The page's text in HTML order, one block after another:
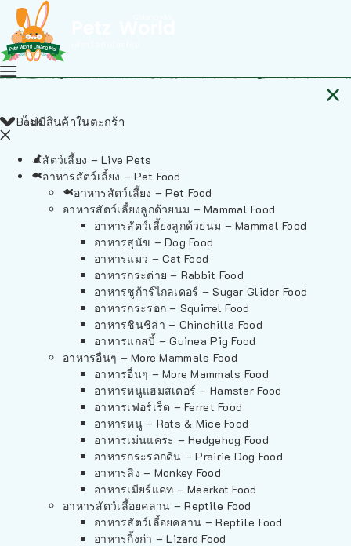
ไม่มีสินค้าในตะกร้า
Back
สัตว์เลี้ยง – Live Pets
อาหารสัตว์เลี้ยง – Pet Food
อาหารสัตว์เลี้ยง – Pet Food
อาหารสัตว์เลี้ยงลูกด้วยนม – Mammal Food
อาหารสัตว์เลี้ยงลูกด้วยนม – Mammal Food
อาหารสุนัข – Dog Food
อาหารแมว – Cat Food
อาหารกระต่าย – Rabbit Food
อาหารชูก้าร์ไกลเดอร์ – Sugar Glider Food
อาหารกระรอก – Squirrel Food
อาหารชินชิล่า – Chinchilla Food
อาหารแกสบี้ – Guinea Pig Food
อาหารอื่นๆ – More Mammals Food
อาหารอื่นๆ – More Mammals Food
อาหารหนูแฮมสเตอร์ – Hamster Food
อาหารเฟอร์เร็ต – Ferret Food
อาหารหนู – Rats & Mice Food
อาหารเม่นแคระ – Hedgehog Food
อาหารกระรอกดิน – Prairie Dog Food
อาหารลิง – Monkey Food
อาหารเมียร์แคท – Meerkat Food
อาหารสัตว์เลี้อยคลาน – Reptile Food
อาหารสัตว์เลี้อยคลาน – Reptile Food
อาหารกิ้งก่า – Lizard Food